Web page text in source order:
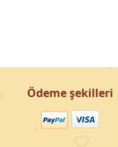
Ödeme şekilleri